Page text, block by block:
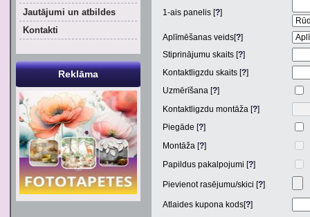
1-ais panelis [?]
Aplīmēšanas veids[?]
Stiprinājumu skaits [?]
Kontaktligzdu skaits [?]
Uzmērīšana [?]
Kontaktligzdu montāža [?]
Piegāde [?]
Montāža [?]
Papildus pakalpojumi [?]
Pievienot rasējumu/skici [?]
Atlaides kupona kods[?]
Jautājumi un atbildes
Kontakti
Reklāma